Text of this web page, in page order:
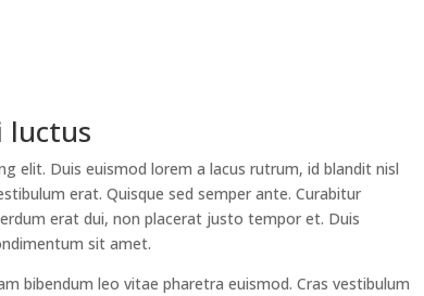
luctus
elit. Duis euismod lorem a lacus rutrum, id blandit nisl
erat. Quisque sed semper ante. Curabitur
erat dui, non placerat justo tempor et. Duis
sit amet.
bibendum leo vitae pharetra euismod. Cras vestibulum